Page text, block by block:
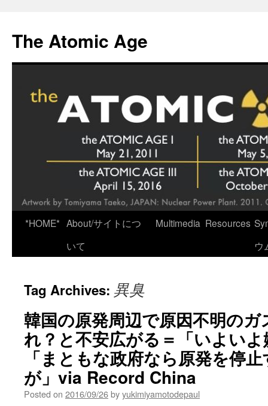
content
The Atomic Age
*HOME* About/サイトにつ
いて
Multimedia Resources
ウ
Tag Archives: 異臭
韓国の原発周辺で原因不明の
れ？と不安広がる＝「いよい
「まともな政府なら原発を停
が」via Record China
Posted on 2016/09/26byyukimiyamotodepaul